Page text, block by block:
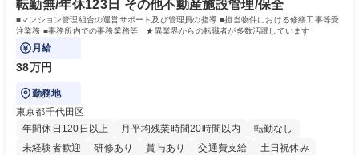
転勤無/年休123日 その他不動産施設管理/保全
■マンション管理組合の運営サポート及び管理員の指導 ■担当物件における修繕工事等受
注業務 ■事務所内での事務業務等 ★異業界からの転職者が多数活躍しています
月給
38万円
勤務地
東京都千代田区
年間休日120日以上
月平均残業時間20時間以内
転勤なし
未経験者歓迎
研修あり 賞与あり 交通費支給 土日祝休み